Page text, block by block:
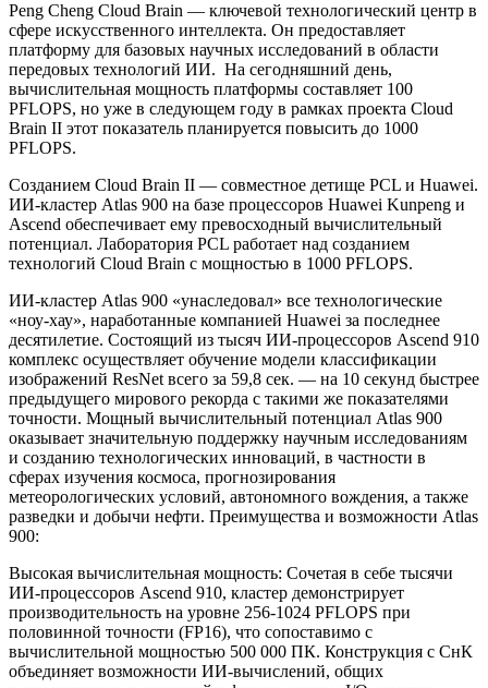
Peng Cheng Cloud Brain — ключевой технологический центр в
сфере искусственного интеллекта. Он предоставляет
платформу для базовых научных исследований в области
передовых технологий ИИ. На сегодняшний день,
вычислительная мощность платформы составляет 100
PFLOPS, но уже в следующем году в рамках проекта Cloud
Brain II этот показатель планируется повысить до 1000
PFLOPS.
Созданием Cloud Brain II — совместное детище PCL и Huawei.
ИИ-кластер Atlas 900 на базе процессоров Huawei Kunpeng и
Ascend обеспечивает ему превосходный вычислительный
потенциал. Лаборатория PCL работает над созданием
технологий Cloud Brain с мощностью в 1000 PFLOPS.
ИИ-кластер Atlas 900 «унаследовал» все технологические
«ноу-хау», наработанные компанией Huawei за последнее
десятилетие. Состоящий из тысяч ИИ-процессоров Ascend 910
комплекс осуществляет обучение модели классификации
изображений ResNet всего за 59,8 сек. — на 10 секунд быстрее
предыдущего мирового рекорда с такими же показателями
точности. Мощный вычислительный потенциал Atlas 900
оказывает значительную поддержку научным исследованиям
и созданию технологических инноваций, в частности в
сферах изучения космоса, прогнозирования
метеорологических условий, автономного вождения, а также
разведки и добычи нефти. Преимущества и возможности Atlas
900:
Высокая вычислительная мощность: Сочетая в себе тысячи
ИИ-процессоров Ascend 910, кластер демонстрирует
производительность на уровне 256-1024 PFLOPS при
половинной точности (FP16), что сопоставимо с
вычислительной мощностью 500 000 ПК. Конструкция с СнК
объединяет возможности ИИ-вычислений, общих